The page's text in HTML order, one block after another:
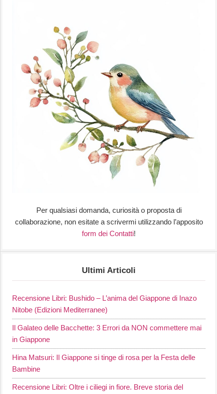
Per qualsiasi domanda, curiosità o proposta di
collaborazione, non esitate a scrivermi utilizzando l’apposito
form dei Contatti!
Ultimi Articoli
Recensione Libri: Bushido – L’anima del Giappone di Inazo
Nitobe (Edizioni Mediterranee)
Il Galateo delle Bacchette: 3 Errori da NON commettere mai
in Giappone
Hina Matsuri: Il Giappone si tinge di rosa per la Festa delle
Bambine
Recensione Libri: Oltre i ciliegi in fiore. Breve storia del